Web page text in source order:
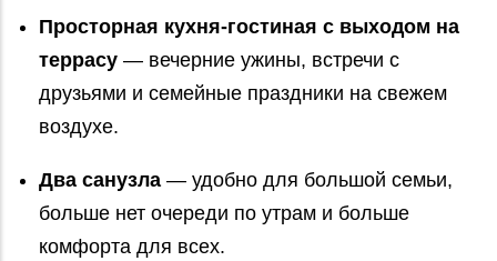
Просторная кухня‑гостиная с выходом на
террасу — вечерние ужины, встречи с
друзьями и семейные праздники на свежем
воздухе.
Два санузла — удобно для большой семьи,
больше нет очереди по утрам и больше
комфорта для всех.